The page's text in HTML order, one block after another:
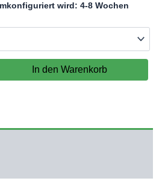
wird: 4-8 Wochen
In den Warenkorb